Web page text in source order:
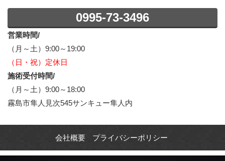
0995-73-3496
営業時間/
（月～土）9:00～19:00
（日・祝）定休日
施術受付時間/
（月～土）9:00～18:00
霧島市隼人見次545サンキュー隼人内
会社概要 プライバシーポリシー